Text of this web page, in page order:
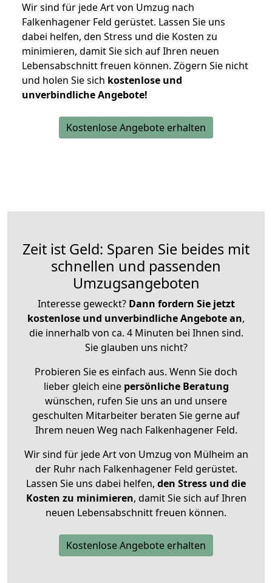
Wir sind für jede Art von Umzug nach
Falkenhagener Feld gerüstet. Lassen Sie uns
dabei helfen, den Stress und die Kosten zu
minimieren, damit Sie sich auf Ihren neuen
Lebensabschnitt freuen können. Zögern Sie nicht
und holen Sie sich kostenlose und
unverbindliche Angebote!
Kostenlose Angebote erhalten
Zeit ist Geld: Sparen Sie beides mit
schnellen und passenden
Umzugsangeboten
Interesse geweckt? Dann fordern Sie jetzt
kostenlose und unverbindliche Angebote an,
die innerhalb von ca. 4 Minuten bei Ihnen sind.
Sie glauben uns nicht?
Probieren Sie es einfach aus. Wenn Sie doch
lieber gleich eine persönliche Beratung
wünschen, rufen Sie uns an und unsere
geschulten Mitarbeiter beraten Sie gerne auf
Ihrem neuen Weg nach Falkenhagener Feld.
Wir sind für jede Art von Umzug von Mülheim an
der Ruhr nach Falkenhagener Feld gerüstet.
Lassen Sie uns dabei helfen, den Stress und die
Kosten zu minimieren, damit Sie sich auf Ihren
neuen Lebensabschnitt freuen können.
Kostenlose Angebote erhalten